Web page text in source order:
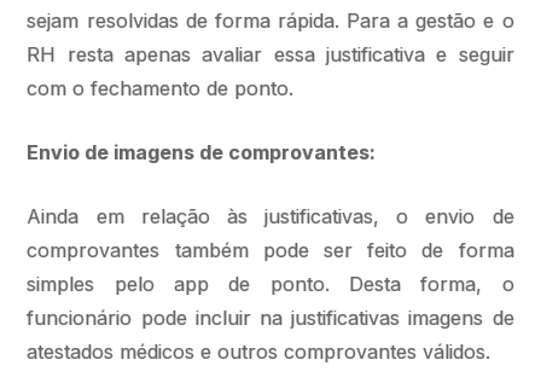
sejam resolvidas de forma rápida. Para a gestão e o
RH resta apenas avaliar essa justificativa e seguir
com o fechamento de ponto.
Envio de imagens de comprovantes:
Ainda em relação às justificativas, o envio de
comprovantes também pode ser feito de forma
simples pelo app de ponto. Desta forma, o
funcionário pode incluir na justificativas imagens de
atestados médicos e outros comprovantes válidos.